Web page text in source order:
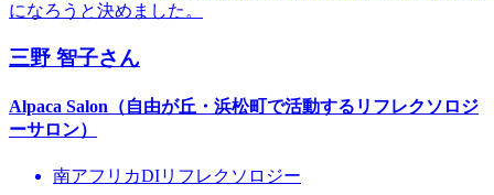
になろうと決めました。
三野 智子さん
Alpaca Salon（自由が丘・浜松町で活動するリフレクソロジ
ーサロン）
南アフリカDIリフレクソロジー